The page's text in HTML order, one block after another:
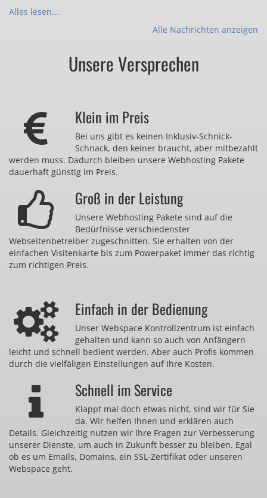
Alles lesen...
Alle Nachrichten anzeigen
Unsere Versprechen
Klein im Preis
Bei uns gibt es keinen Inklusiv-Schnick-
Schnack, den keiner braucht, aber mitbezahlt
werden muss. Dadurch bleiben unsere Webhosting Pakete
dauerhaft günstig im Preis.
Groß in der Leistung
Unsere Webhosting Pakete sind auf die
Bedürfnisse verschiedenster
Webseitenbetreiber zugeschnitten. Sie erhalten von der
einfachen Visitenkarte bis zum Powerpaket immer das richtig
zum richtigen Preis.
Einfach in der Bedienung
Unser Webspace Kontrollzentrum ist einfach
gehalten und kann so auch von Anfängern
leicht und schnell bedient werden. Aber auch Profis kommen
durch die vielfäligen Einstellungen auf Ihre Kosten.
Schnell im Service
Klappt mal doch etwas nicht, sind wir für Sie
da. Wir helfen Ihnen und erklären auch
Details. Gleichzeitig nutzen wir Ihre Fragen zur Verbesserung
unserer Dienste, um auch in Zukunft besser zu bleiben. Egal
ob es um Emails, Domains, ein SSL-Zertifikat oder unseren
Webspace geht.